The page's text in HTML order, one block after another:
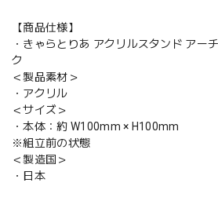
【商品仕様】
・きゃらとりあ アクリルスタンド アー
ク
＜製品素材＞
・アクリル
＜サイズ＞
・本体：約 W100mm × H100mm
※組立前の状態
＜製造国＞
・日本